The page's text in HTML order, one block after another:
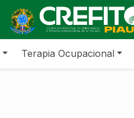
Terapia Ocupacional